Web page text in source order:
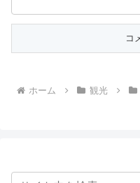
ホーム 観光